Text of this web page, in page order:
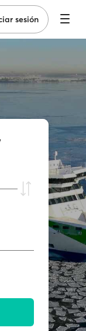
sesión